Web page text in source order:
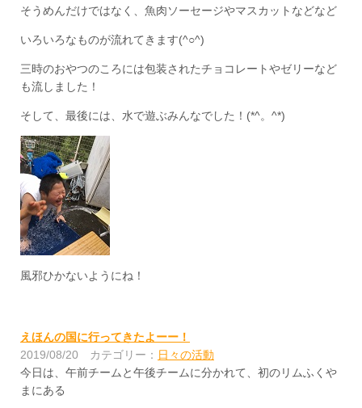
そうめんだけではなく、魚肉ソーセージやマスカットなどなど
いろいろなものが流れてきます(^○^)
三時のおやつのころには包装されたチョコレートやゼリーなど
も流しました！
そして、最後には、水で遊ぶみんなでした！(*^。^*)
風邪ひかないようにね！
えほんの国に行ってきたよーー！
2019/08/20
カテゴリー： 日々の活動
今日は、午前チームと午後チームに分かれて、初のリムふくや
まにある